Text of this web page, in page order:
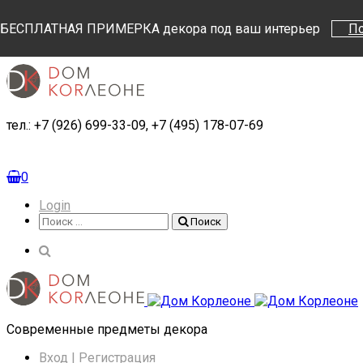
БЕСПЛАТНАЯ ПРИМЕРКА декора под ваш интерьер
тел.: +7 (926) 699-33-09, +7 (495) 178-07-69
0
Login
Поиск
Поиск
Cовременные предметы декора
Вход | Регистрация